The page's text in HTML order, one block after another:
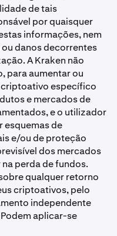
em alguns casos,
ou nulos devido à
no momento da
de tais
por quaisquer
informações, nem
danos decorrentes
A Kraken não
para aumentar ou
criptoativo específico
e mercados de
e o utilizador
esquemas de
e/ou de proteção
dos mercados
perda de fundos.
qualquer retorno
criptoativos, pelo
independente
aplicar-se